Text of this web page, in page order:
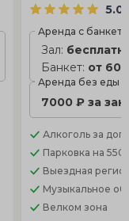
5.0
Аренда с
Зал:
Банкет: от
Аренда без еды
7000 ₽ за
Алкоголь за
Парковка на
Выездная
Музыкальное
Велком зона